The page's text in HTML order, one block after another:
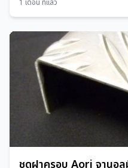
1 เดือน ที่แล้ว
ชุดฝาครอบ Aori จานอ